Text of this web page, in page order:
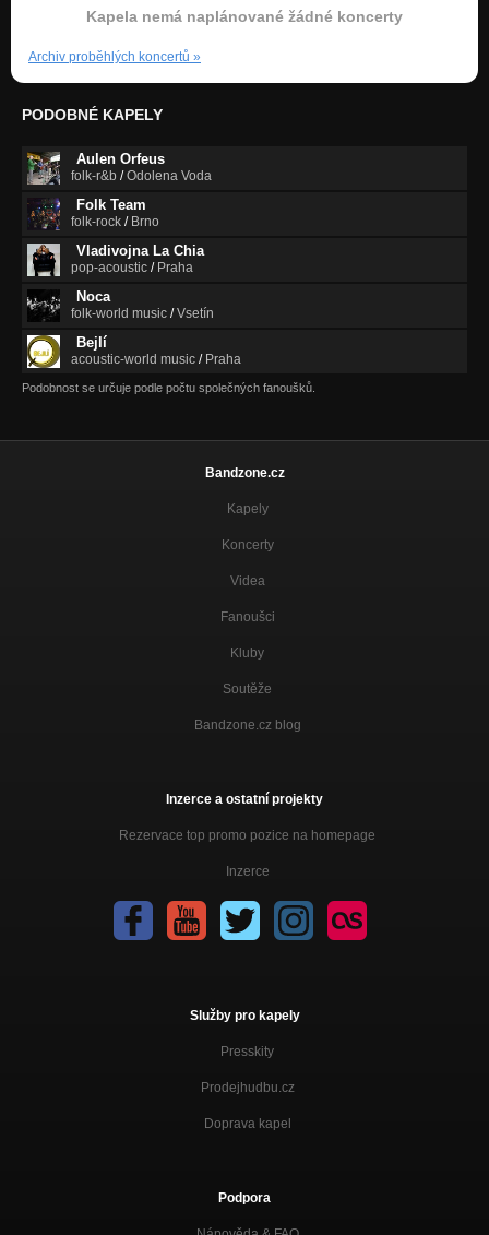
Kapela nemá naplánované žádné koncerty
Archiv proběhlých koncertů »
PODOBNÉ KAPELY
Aulen Orfeus
folk-r&b /Odolena Voda
Folk Team
folk-rock / Brno
Vladivojna La Chia
pop-acoustic / Praha
Noca
folk-world music /Vsetín
Bejlí
acoustic-world music / Praha
Podobnost se určuje podle počtu společných fanoušků.
Bandzone.cz
Kapely
Koncerty
Videa
Fanoušci
Kluby
Soutěže
Bandzone.cz blog
Inzerce a ostatní projekty
Rezervace top promo pozice na homepage
Inzerce
Služby pro kapely
Presskity
Prodejhudbu.cz
Doprava kapel
Podpora